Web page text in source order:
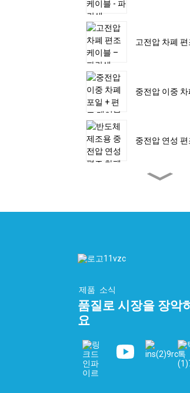
고전압 차폐 편
중전압 이중 차
중전압 연성 편
온...
제품 소식
품질로 시장을 장악
요